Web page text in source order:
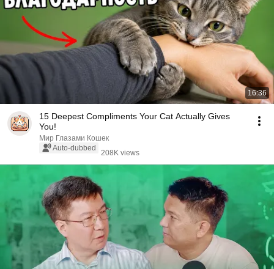
16:36
15 Deepest Compliments Your Cat Actually Gives
You!
Мир Глазами Кошек
Auto-dubbed
208K views